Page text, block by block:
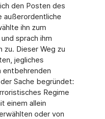
den Posten des
außerordentliche
ihn zum
sprach ihm
zu. Dieser Weg zu
jegliches
entbehrenden
Sache begründet:
Regime
einem allein
oder von